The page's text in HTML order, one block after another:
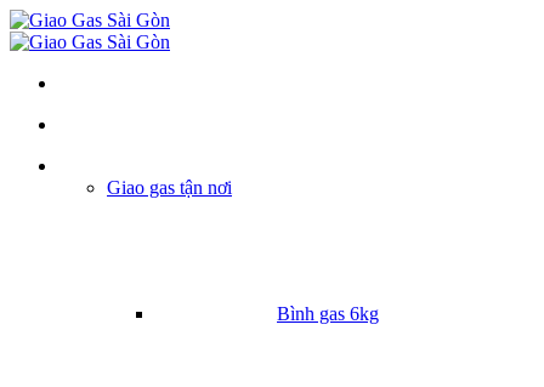
Giao gas tận nơi
Bình gas 6kg